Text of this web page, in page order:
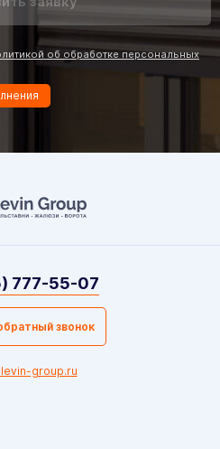
об обработке персональных
777-55-07
звонок
group.ru